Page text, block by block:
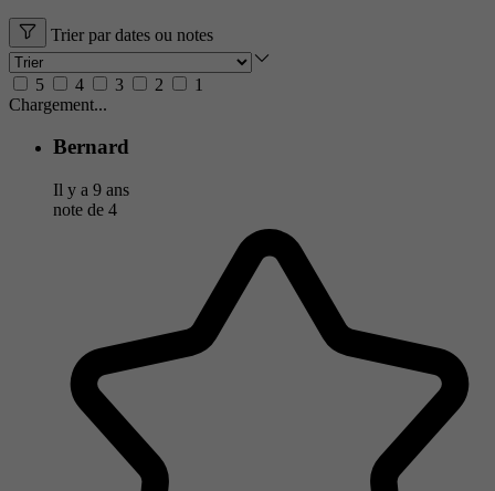
Trier par dates ou notes
5 4 3 2
1
Chargement...
Bernard
Il y a 9 ans
note de 4